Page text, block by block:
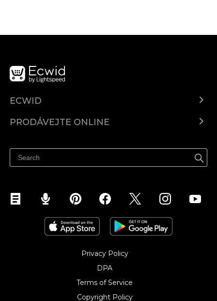
ECWID
Ceny
PRODÁVEJTE ONLINE
Prodávejte na Facebooku
Privacy Policy
DPA
Terms of Service
Copyright Policy‎